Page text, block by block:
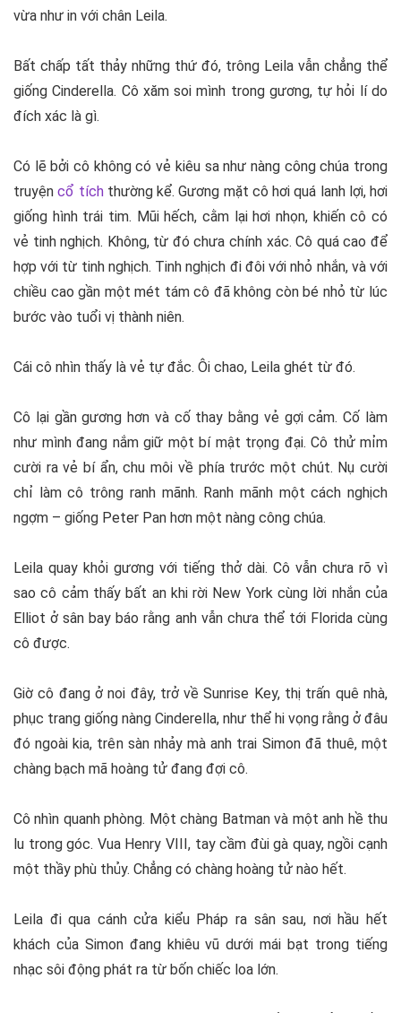
vừa như in với chân Leila.
Bất chấp tất thảy những thứ đó, trông Leila vẫn chẳng thể
giống Cinderella. Cô xăm soi mình trong gương, tự hỏi lí do
đích xác là gì.
Có lẽ bởi cô không có vẻ kiêu sa như nàng công chúa trong
truyệncổ tíchthường kể. Gương mặt cô hơi quá lanh lợi, hơi
giống hình trái tim. Mũi hếch, cằm lại hơi nhọn, khiến cô có
vẻ tinh nghịch. Không, từ đó chưa chính xác. Cô quá cao để
hợp với từ tinh nghịch. Tinh nghịch đi đôi với nhỏ nhắn, và với
chiều cao gần một mét tám cô đã không còn bé nhỏ từ lúc
bước vào tuổi vị thành niên.
Cái cô nhìn thấy là vẻ tự đắc. Ôi chao, Leila ghét từ đó.
Cô lại gần gương hơn và cố thay bằng vẻ gợi cảm. Cố làm
như mình đang nắm giữ một bí mật trọng đại. Cô thử mỉm
cười ra vẻ bí ẩn, chu môi về phía trước một chút. Nụ cười
chỉ làm cô trông ranh mãnh. Ranh mãnh một cách nghịch
ngợm – giống Peter Pan hơn một nàng công chúa.
Leila quay khỏi gương với tiếng thở dài. Cô vẫn chưa rõ vì
sao cô cảm thấy bất an khi rời New York cùng lời nhắn của
Elliot ở sân bay báo rằng anh vẫn chưa thể tới Florida cùng
cô được.
Giờ cô đang ở noi đây, trở về Sunrise Key, thị trấn quê nhà,
phục trang giống nàng Cinderella, như thể hi vọng rằng ở đâu
đó ngoài kia, trên sàn nhảy mà anh trai Simon đã thuê, một
chàng bạch mã hoàng tử đang đợi cô.
Cô nhìn quanh phòng. Một chàng Batman và một anh hề thu
lu trong góc. Vua Henry VIII, tay cầm đùi gà quay, ngồi cạnh
một thầy phù thủy. Chẳng có chàng hoàng tử nào hết.
Leila đi qua cánh cửa kiểu Pháp ra sân sau, nơi hầu hết
khách của Simon đang khiêu vũ dưới mái bạt trong tiếng
nhạc sôi động phát ra từ bốn chiếc loa lớn.